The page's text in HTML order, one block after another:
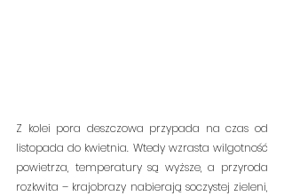
Z kolei pora deszczowa przypada na czas od
listopada do kwietnia. Wtedy wzrasta wilgotność
powietrza, temperatury są wyższe, a przyroda
rozkwita – krajobrazy nabierają soczystej zieleni,